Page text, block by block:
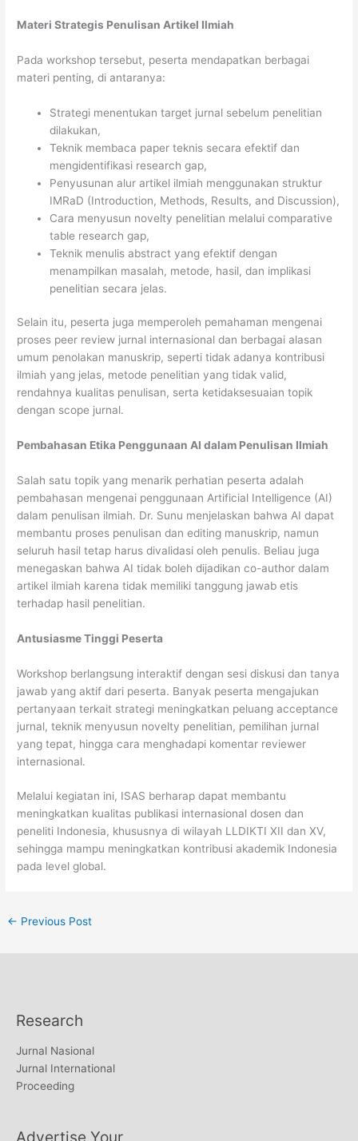
Materi Strategis Penulisan Artikel Ilmiah
Pada workshop tersebut, peserta mendapatkan berbagai
materi penting, di antaranya:
Strategi menentukan target jurnal sebelum penelitian
dilakukan,
Teknik membaca paper teknis secara efektif dan
mengidentifikasi research gap,
Penyusunan alur artikel ilmiah menggunakan struktur
IMRaD (Introduction, Methods, Results, and Discussion),
Cara menyusun novelty penelitian melalui comparative
table research gap,
Teknik menulis abstract yang efektif dengan
menampilkan masalah, metode, hasil, dan implikasi
penelitian secara jelas.
Selain itu, peserta juga memperoleh pemahaman mengenai
proses peer review jurnal internasional dan berbagai alasan
umum penolakan manuskrip, seperti tidak adanya kontribusi
ilmiah yang jelas, metode penelitian yang tidak valid,
rendahnya kualitas penulisan, serta ketidaksesuaian topik
dengan scope jurnal.
Pembahasan Etika Penggunaan AI dalam Penulisan Ilmiah
Salah satu topik yang menarik perhatian peserta adalah
pembahasan mengenai penggunaan Artificial Intelligence (AI)
dalam penulisan ilmiah. Dr. Sunu menjelaskan bahwa AI dapat
membantu proses penulisan dan editing manuskrip, namun
seluruh hasil tetap harus divalidasi oleh penulis. Beliau juga
menegaskan bahwa AI tidak boleh dijadikan co-author dalam
artikel ilmiah karena tidak memiliki tanggung jawab etis
terhadap hasil penelitian.
Antusiasme Tinggi Peserta
Workshop berlangsung interaktif dengan sesi diskusi dan tanya
jawab yang aktif dari peserta. Banyak peserta mengajukan
pertanyaan terkait strategi meningkatkan peluang acceptance
jurnal, teknik menyusun novelty penelitian, pemilihan jurnal
yang tepat, hingga cara menghadapi komentar reviewer
internasional.
Melalui kegiatan ini, ISAS berharap dapat membantu
meningkatkan kualitas publikasi internasional dosen dan
peneliti Indonesia, khususnya di wilayah LLDIKTI XII dan XV,
sehingga mampu meningkatkan kontribusi akademik Indonesia
pada level global.
← Previous Post
Research
Jurnal Nasional
Jurnal International
Proceeding
Advertise Your